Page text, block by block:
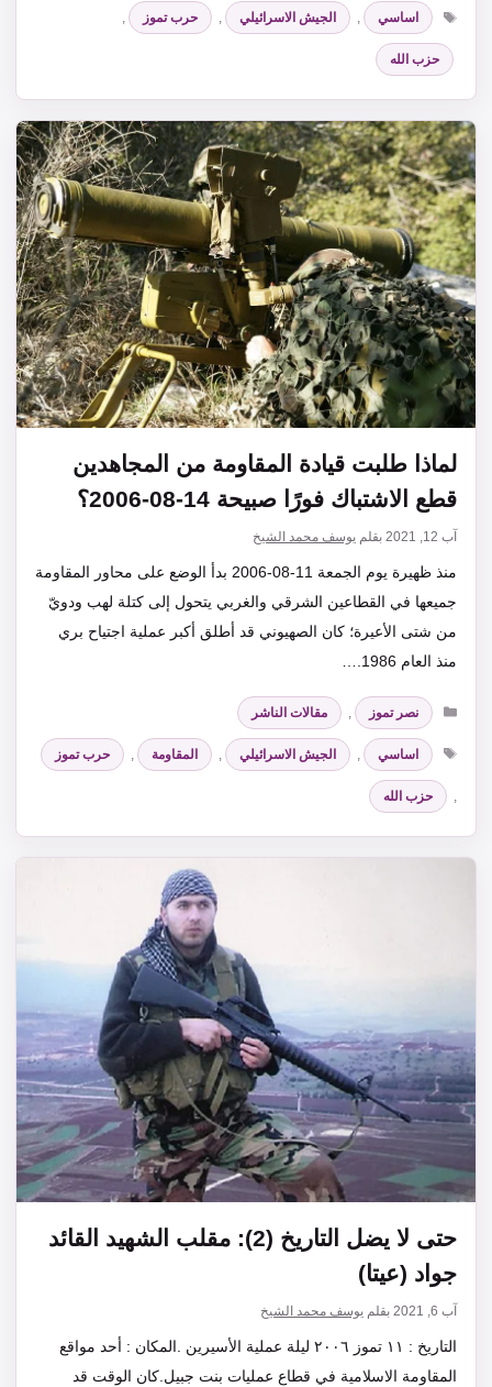
الوسوم
اساسي , الجيش الاسرائيلي , حرب تموز ,
حزب الله
لماذا طلبت قيادة المقاومة من المجاهدين
قطع الاشتباك فورًا صبيحة 14-08-2006؟
آب 12, 2021 بقلم يوسف محمد الشيخ
منذ ظهيرة يوم الجمعة 11-08-2006 بدأ الوضع على محاور المقاومة
جميعها في القطاعين الشرقي والغربي يتحول إلى كتلة لهب ودويّ
من شتى الأعيرة؛ كان الصهيوني قد أطلق أكبر عملية اجتياح بري
منذ العام 1986.…
التصنيفات
نصر تموز ,
مقالات الناشر
الوسوم
اساسي , الجيش الاسرائيلي , المقاومة , حرب تموز
, حزب الله
حتى لا يضل التاريخ (2): مقلب الشهيد القائد
جواد (عيتا)
آب 6, 2021 بقلم يوسف محمد الشيخ
التاريخ : ١١ تموز ٢٠٠٦ ليلة عملية الأسيرين .المكان : أحد مواقع
المقاومة الاسلامية في قطاع عمليات بنت جبيل.كان الوقت قد